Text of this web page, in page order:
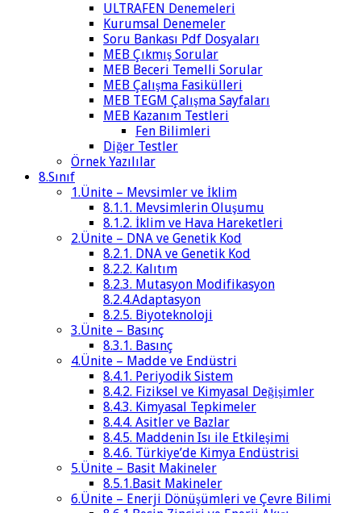
ULTRAFEN Denemeleri
Kurumsal Denemeler
Soru Bankası Pdf Dosyaları
MEB Çıkmış Sorular
MEB Beceri Temelli Sorular
MEB Çalışma Fasikülleri
MEB TEGM Çalışma Sayfaları
MEB Kazanım Testleri
Fen Bilimleri
Diğer Testler
Örnek Yazılılar
8.Sınıf
1.Ünite – Mevsimler ve İklim
8.1.1. Mevsimlerin Oluşumu
8.1.2. İklim ve Hava Hareketleri
2.Ünite – DNA ve Genetik Kod
8.2.1. DNA ve Genetik Kod
8.2.2. Kalıtım
8.2.3. Mutasyon Modifikasyon
8.2.4.Adaptasyon
8.2.5. Biyoteknoloji
3.Ünite – Basınç
8.3.1. Basınç
4.Ünite – Madde ve Endüstri
8.4.1. Periyodik Sistem
8.4.2. Fiziksel ve Kimyasal Değişimler
8.4.3. Kimyasal Tepkimeler
8.4.4. Asitler ve Bazlar
8.4.5. Maddenin Isı ile Etkileşimi
8.4.6. Türkiye’de Kimya Endüstrisi
5.Ünite – Basit Makineler
8.5.1.Basit Makineler
6.Ünite – Enerji Dönüşümleri ve Çevre Bilimi